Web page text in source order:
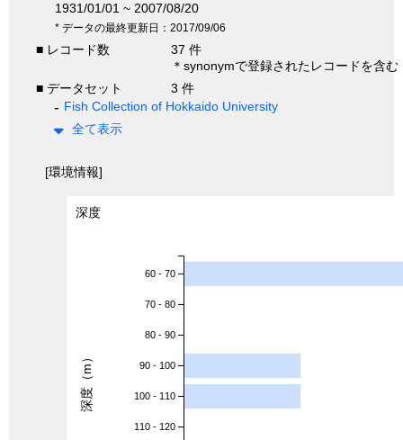
1931/01/01 ~ 2007/08/20
* データの最終更新日：2017/09/06
■ レコード数
37 件
＊synonymで登録されたレコードを含む
■ データセット
3 件
Fish Collection of Hokkaido University
全て表示
[環境情報]
深度
60 - 70
70 - 80
80 - 90
90 - 100
100 - 110
110 - 120
深度（m）